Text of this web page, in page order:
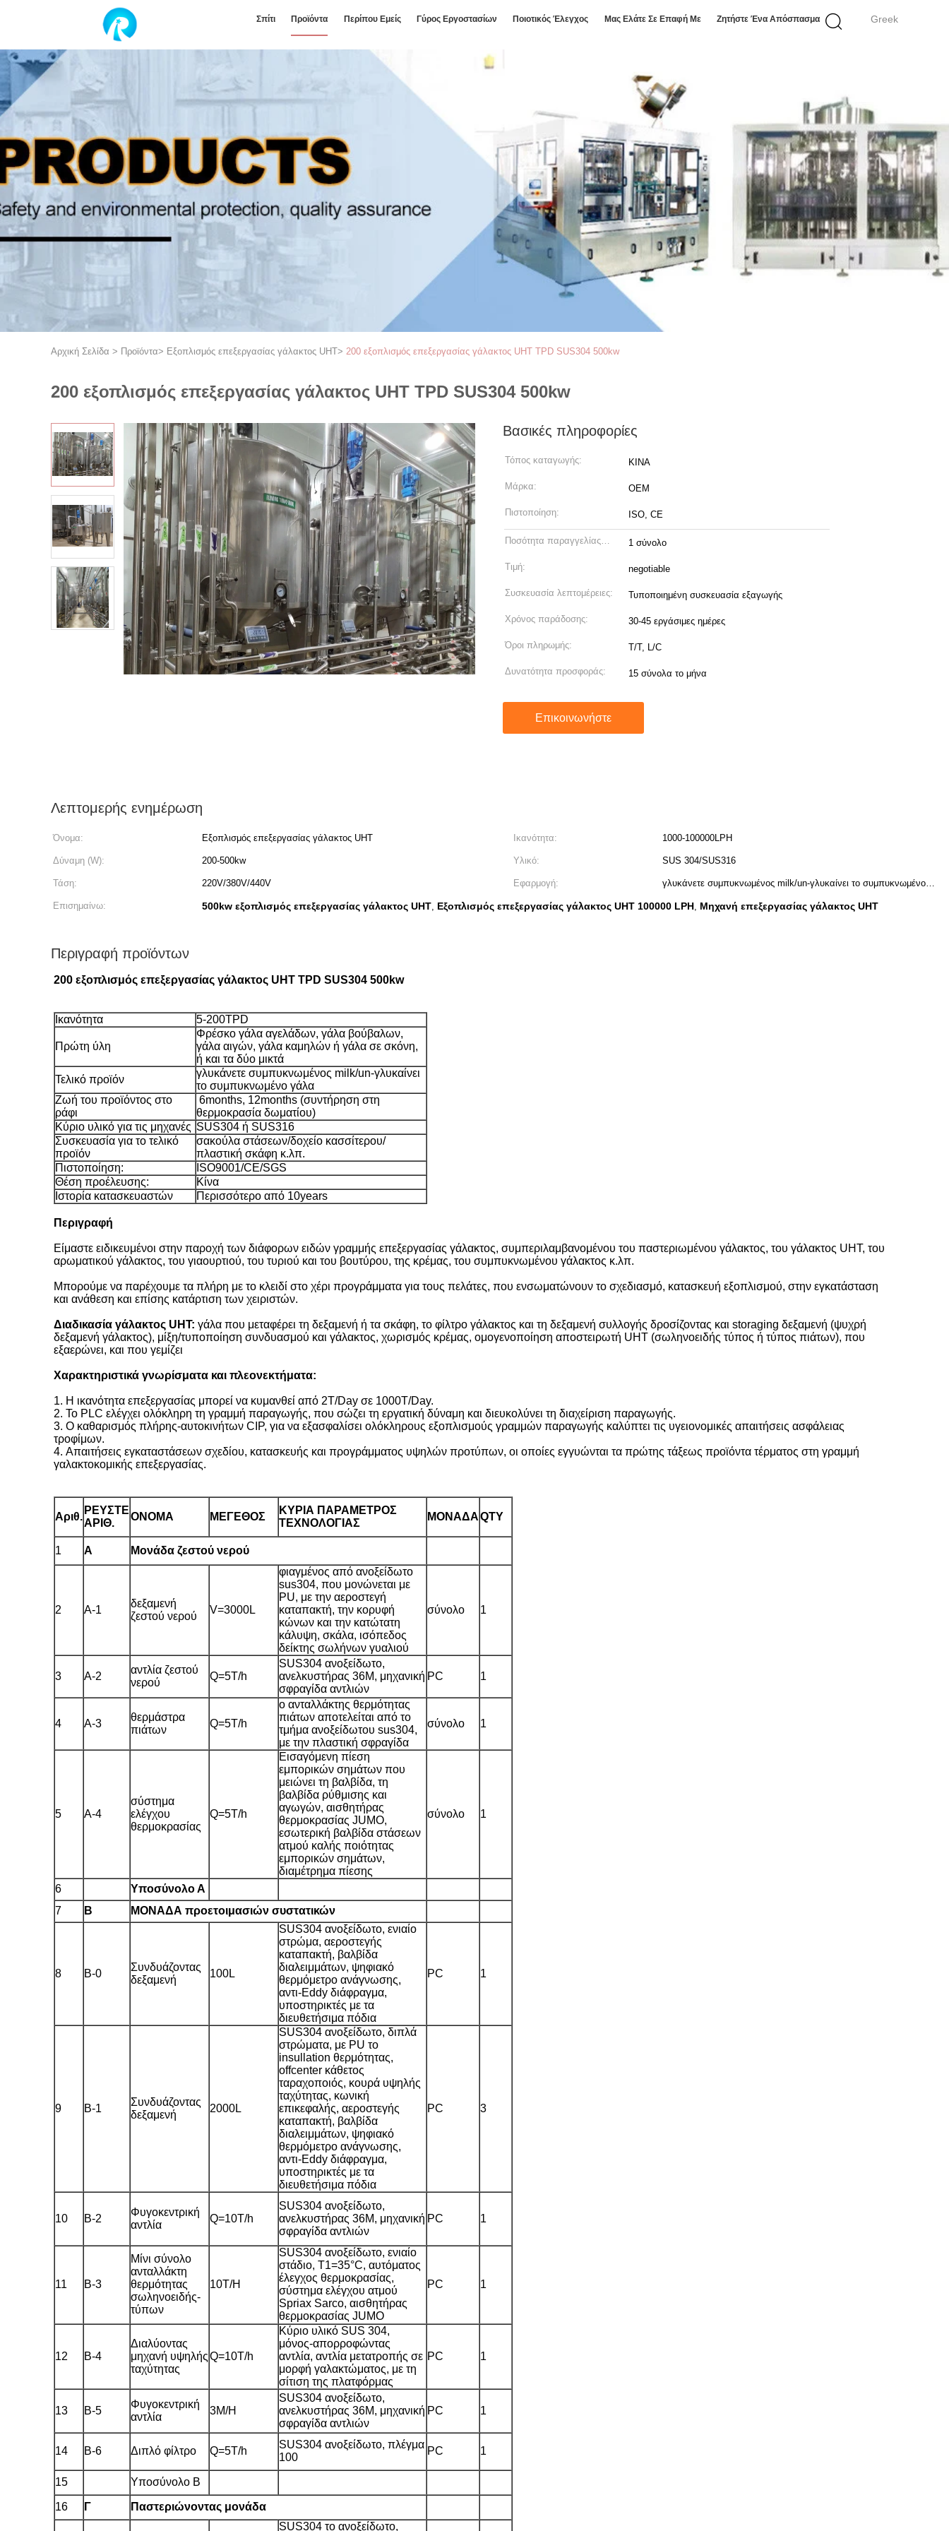
Greek
Σπίτι Προϊόντα Περίπου Εμείς Γύρος Εργοστασίων Ποιοτικός Έλεγχος Μας Ελάτε Σε Επαφή Με Ζητήστε Ένα Απόσπασμα
Αρχική Σελίδα > Προϊόντα> Εξοπλισμός επεξεργασίας γάλακτος UHT> 200 εξοπλισμός επεξεργασίας γάλακτος UHT TPD SUS304 500kw
200 εξοπλισμός επεξεργασίας γάλακτος UHT TPD SUS304 500kw
Βασικές πληροφορίες
Τόπος καταγωγής: ΚΙΝΑ
Μάρκα: OEM
Πιστοποίηση: ISO, CE
Ποσότητα παραγγελίας
min:
1 σύνολο
Τιμή: negotiable
Συσκευασία λεπτομέρειες: Τυποποιημένη συσκευασία εξαγωγής
Χρόνος παράδοσης: 30-45 εργάσιμες ημέρες
Όροι πληρωμής: T/T, L/C
Δυνατότητα προσφοράς: 15 σύνολα το μήνα
Επικοινωνήστε
Λεπτομερής ενημέρωση
Όνομα: Εξοπλισμός επεξεργασίας γάλακτος UHT Ικανότητα: 1000-100000LPH
Δύναμη (W): 200-500kw Υλικό: SUS 304/SUS316
Τάση: 220V/380V/440V Εφαρμογή:
γλυκάνετε συμπυκνωμένος milk/un-γλυκαίνει το συμπυκνωμένο
γάλα
Επισημαίνω: 500kw εξοπλισμός επεξεργασίας γάλακτος UHT, Εξοπλισμός επεξεργασίας γάλακτος UHT 100000 LPH, Μηχανή επεξεργασίας γάλακτος UHT
Περιγραφή προϊόντων
200 εξοπλισμός επεξεργασίας γάλακτος UHT TPD SUS304 500kw
Ικανότητα 5-200TPD
Πρώτη ύλη
Φρέσκο γάλα αγελάδων, γάλα βούβαλων,
γάλα αιγών, γάλα καμηλών ή γάλα σε σκόνη,
ή και τα δύο μικτά
Τελικό προϊόν
γλυκάνετε συμπυκνωμένος milk/un-γλυκαίνει
το συμπυκνωμένο γάλα
Ζωή του προϊόντος στο
ράφι
6months, 12months (συντήρηση στη
θερμοκρασία δωματίου)
Κύριο υλικό για τις μηχανές SUS304 ή SUS316
Συσκευασία για το τελικό
προϊόν
σακούλα στάσεων/δοχείο κασσίτερου/
πλαστική σκάφη κ.λπ.
Πιστοποίηση:
ISO9001/CE/SGS
Θέση προέλευσης:
Κίνα
Ιστορία κατασκευαστών
Περισσότερο από 10years
Περιγραφή
Είμαστε ειδικευμένοι στην παροχή των διάφορων ειδών γραμμής επεξεργασίας γάλακτος, συμπεριλαμβανομένου του παστεριωμένου γάλακτος, του γάλακτος UHT, του
αρωματικού γάλακτος, του γιαουρτιού, του τυριού και του βουτύρου, της κρέμας, του συμπυκνωμένου γάλακτος κ.λπ.
Μπορούμε να παρέχουμε τα πλήρη με το κλειδί στο χέρι προγράμματα για τους πελάτες, που ενσωματώνουν το σχεδιασμό, κατασκευή εξοπλισμού, στην εγκατάσταση
και ανάθεση και επίσης κατάρτιση των χειριστών.
Διαδικασία γάλακτος UHT: γάλα που μεταφέρει τη δεξαμενή ή τα σκάφη, το φίλτρο γάλακτος και τη δεξαμενή συλλογής δροσίζοντας και storaging δεξαμενή (ψυχρή
δεξαμενή γάλακτος), μίξη/τυποποίηση συνδυασμού και γάλακτος, χωρισμός κρέμας, ομογενοποίηση αποστειρωτή UHT (σωληνοειδής τύπος ή τύπος πιάτων), που
εξαερώνει, και που γεμίζει
Χαρακτηριστικά γνωρίσματα και πλεονεκτήματα:
1. Η ικανότητα επεξεργασίας μπορεί να κυμανθεί από 2T/Day σε 1000T/Day.
2. Το PLC ελέγχει ολόκληρη τη γραμμή παραγωγής, που σώζει τη εργατική δύναμη και διευκολύνει τη διαχείριση παραγωγής.
3. Ο καθαρισμός πλήρης-αυτοκινήτων CIP, για να εξασφαλίσει ολόκληρους εξοπλισμούς γραμμών παραγωγής καλύπτει τις υγειονομικές απαιτήσεις ασφάλειας
τροφίμων.
4. Απαιτήσεις εγκαταστάσεων σχεδίου, κατασκευής και προγράμματος υψηλών προτύπων, οι οποίες εγγυώνται τα πρώτης τάξεως προϊόντα τέρματος στη γραμμή
γαλακτοκομικής επεξεργασίας.
Αριθ.
ΡΕΥΣΤΕ
ΑΡΙΘ.
ΟΝΟΜΑ ΜΕΓΕΘΟΣ
ΚΥΡΙΑ ΠΑΡΑΜΕΤΡΟΣ
ΤΕΧΝΟΛΟΓΙΑΣ
ΜΟΝΑΔΑQTY
1 Α Μονάδα ζεστού νερού
2 Α-1
δεξαμενή
ζεστού νερού
V=3000L
φιαγμένος από ανοξείδωτο
sus304, που μονώνεται με
PU, με την αεροστεγή
καταπακτή, την κορυφή
κώνων και την κατώτατη
κάλυψη, σκάλα, ισόπεδος
δείκτης σωλήνων γυαλιού
σύνολο 1
3 Α-2
αντλία ζεστού
νερού
Q=5T/h
SUS304 ανοξείδωτο,
ανελκυστήρας 36M, μηχανική
σφραγίδα αντλιών
PC 1
4 Α-3
θερμάστρα
πιάτων
Q=5T/h
ο ανταλλάκτης θερμότητας
πιάτων αποτελείται από το
τμήμα ανοξείδωτου sus304,
με την πλαστική σφραγίδα
σύνολο 1
5 Α-4
σύστημα
ελέγχου
θερμοκρασίας
Q=5T/h
Εισαγόμενη πίεση
εμπορικών σημάτων που
μειώνει τη βαλβίδα, τη
βαλβίδα ρύθμισης και
αγωγών, αισθητήρας
θερμοκρασίας JUMO,
εσωτερική βαλβίδα στάσεων
ατμού καλής ποιότητας
εμπορικών σημάτων,
διαμέτρημα πίεσης
σύνολο 1
6
Υποσύνολο Α
7
Β ΜΟΝΑΔΑ προετοιμασιών συστατικών
8 Β-0
Συνδυάζοντας
δεξαμενή
100L
SUS304 ανοξείδωτο, ενιαίο
στρώμα, αεροστεγής
καταπακτή, βαλβίδα
διαλειμμάτων, ψηφιακό
θερμόμετρο ανάγνωσης,
αντι-Eddy διάφραγμα,
υποστηρικτές με τα
διευθετήσιμα πόδια
PC 1
9 Β-1
Συνδυάζοντας
δεξαμενή
2000L
SUS304 ανοξείδωτο, διπλά
στρώματα, με PU το
insullation θερμότητας,
offcenter κάθετος
ταραχοποιός, κουρά υψηλής
ταχύτητας, κωνική
επικεφαλής, αεροστεγής
καταπακτή, βαλβίδα
διαλειμμάτων, ψηφιακό
θερμόμετρο ανάγνωσης,
αντι-Eddy διάφραγμα,
υποστηρικτές με τα
διευθετήσιμα πόδια
PC 3
10 Β-2
Φυγοκεντρική
αντλία
Q=10T/h
SUS304 ανοξείδωτο,
ανελκυστήρας 36M, μηχανική
σφραγίδα αντλιών
PC 1
11 Β-3
Μίνι σύνολο
ανταλλάκτη
θερμότητας
σωληνοειδής-
τύπων
10T/H
SUS304 ανοξείδωτο, ενιαίο
στάδιο, T1=35°C, αυτόματος
έλεγχος θερμοκρασίας,
σύστημα ελέγχου ατμού
Spriax Sarco, αισθητήρας
θερμοκρασίας JUMO
PC 1
12 Β-4
Διαλύοντας
μηχανή υψηλής
ταχύτητας
Q=10T/h
Κύριο υλικό SUS 304,
μόνος-απορροφώντας
αντλία, αντλία μετατροπής σε
μορφή γαλακτώματος, με τη
σίτιση της πλατφόρμας
PC 1
13 Β-5
Φυγοκεντρική
αντλία
3M/H
SUS304 ανοξείδωτο,
ανελκυστήρας 36M, μηχανική
σφραγίδα αντλιών
PC 1
14 Β-6 Διπλό φίλτρο Q=5T/h
SUS304 ανοξείδωτο, πλέγμα
100
PC 1
15 Υποσύνολο Β
16 Γ
Παστεριώνοντας μονάδα
SUS304 το ανοξείδωτο,